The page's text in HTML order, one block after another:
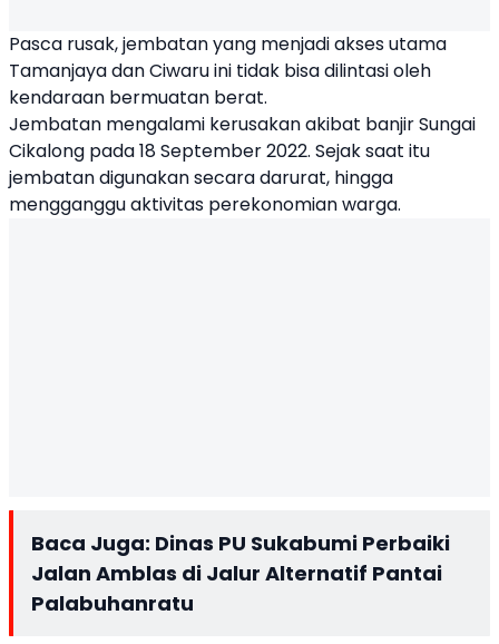
Pasca rusak, jembatan yang menjadi akses utama
Tamanjaya dan Ciwaru ini tidak bisa dilintasi oleh
kendaraan bermuatan berat.
Jembatan mengalami kerusakan akibat banjir Sungai
Cikalong pada 18 September 2022. Sejak saat itu
jembatan digunakan secara darurat, hingga
mengganggu aktivitas perekonomian warga.
Baca Juga: Dinas PU Sukabumi Perbaiki
Jalan Amblas di Jalur Alternatif Pantai
Palabuhanratu